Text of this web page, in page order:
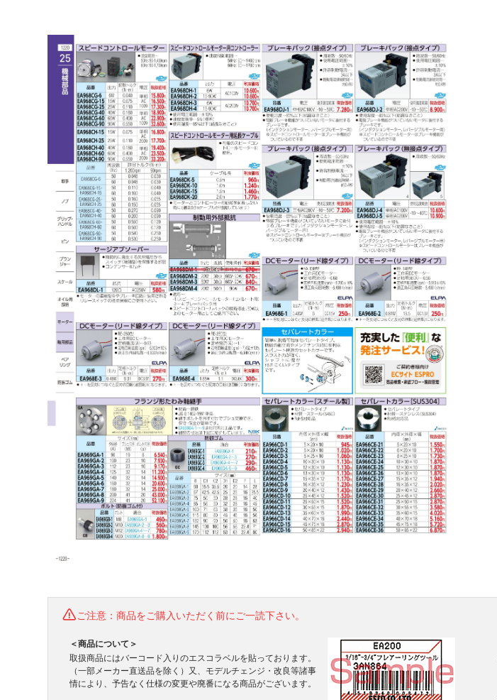
ご注意：商品をご購入いただく前にご一読下さい。
＜商品について＞
取扱商品にはバーコード入りのエスコラベルを貼っております。
（一部メーカー直送品を除く）又、モデルチェンジ・改良等諸事
情により、予告なく仕様の変更や廃番になる商品がございます。